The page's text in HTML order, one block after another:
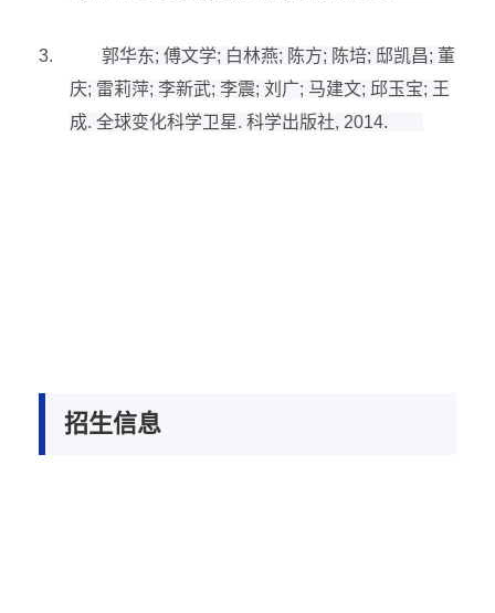
3. 郭华东; 傅文学; 白林燕; 陈方; 陈培; 邸凯昌; 董
庆; 雷莉萍;李新武;李震;刘广; 马建文; 邱玉宝; 王
成.全球变化科学卫星.科学出版社, 2014.
招生信息